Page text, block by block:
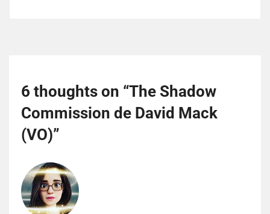
6 thoughts on “The Shadow
Commission de David Mack
(VO)”